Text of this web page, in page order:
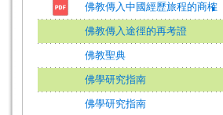
佛教傳入中國經歷旅程的商榷
佛教傳入途徑的再考證
佛教聖典
佛學研究指南
佛學研究指南